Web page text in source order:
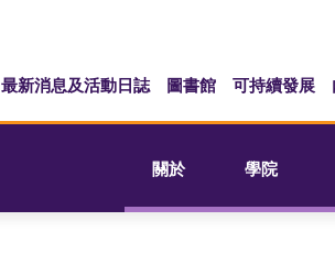
最新消息及活動日誌 圖書館 可持續發展
關於 學院